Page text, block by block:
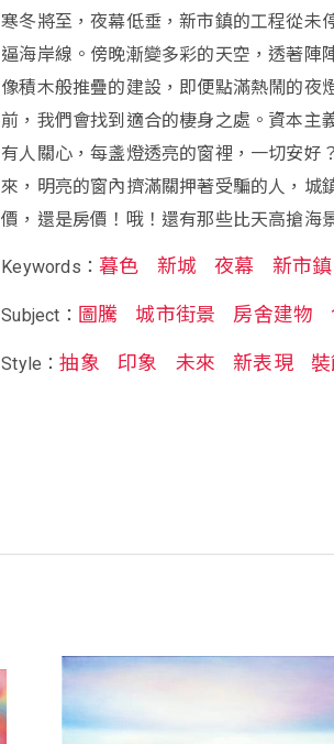
寒冬將至，夜幕低垂，新市鎮的工程從未
逼海岸線。傍晚漸變多彩的天空，透著陣
像積木般推疊的建設，即便點滿熱鬧的夜
前，我們會找到適合的棲身之處。資本主
有人關心，每盞燈透亮的窗裡，一切安好
來，明亮的窗內擠滿關押著受騙的人，城
價，還是房價！哦！還有那些比天高搶海
Keywords：暮色 新城 夜幕 新市鎮
Subject： 圖騰 城市街景 房舍建物
Style：抽象 印象 未來 新表現